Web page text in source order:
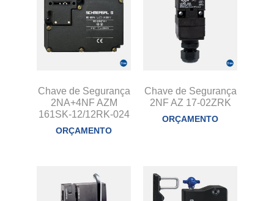
Chave de Segurança
2NA+4NF AZM
161SK-12/12RK-024
ORÇAMENTO
Chave de Segurança
2NF AZ 17-02ZRK
ORÇAMENTO